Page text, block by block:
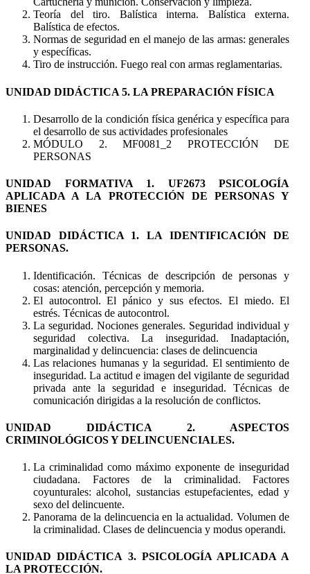
Teoría del tiro. Balística interna. Balística externa.
Balística de efectos.
Normas de seguridad en el manejo de las armas: generales
y específicas.
Tiro de instrucción. Fuego real con armas reglamentarias.
UNIDAD DIDÁCTICA 5. LA PREPARACIÓN FÍSICA
Desarrollo de la condición física genérica y específica para
el desarrollo de sus actividades profesionales
MÓDULO 2. MF0081_2 PROTECCIÓN DE
PERSONAS
UNIDAD FORMATIVA 1. UF2673 PSICOLOGÍA
APLICADA A LA PROTECCIÓN DE PERSONAS Y
BIENES
UNIDAD DIDÁCTICA 1. LA IDENTIFICACIÓN DE
PERSONAS.
Identificación. Técnicas de descripción de personas y
cosas: atención, percepción y memoria.
El autocontrol. El pánico y sus efectos. El miedo. El
estrés. Técnicas de autocontrol.
La seguridad. Nociones generales. Seguridad individual y
seguridad colectiva. La inseguridad. Inadaptación,
marginalidad y delincuencia: clases de delincuencia
Las relaciones humanas y la seguridad. El sentimiento de
inseguridad. La actitud e imagen del vigilante de seguridad
privada ante la seguridad e inseguridad. Técnicas de
comunicación dirigidas a la resolución de conflictos.
UNIDAD DIDÁCTICA 2. ASPECTOS
CRIMINOLÓGICOS Y DELINCUENCIALES.
La criminalidad como máximo exponente de inseguridad
ciudadana. Factores de la criminalidad. Factores
coyunturales: alcohol, sustancias estupefacientes, edad y
sexo del delincuente.
Panorama de la delincuencia en la actualidad. Volumen de
la criminalidad. Clases de delincuencia y modus operandi.
UNIDAD DIDÁCTICA 3. PSICOLOGÍA APLICADA A
LA PROTECCIÓN.